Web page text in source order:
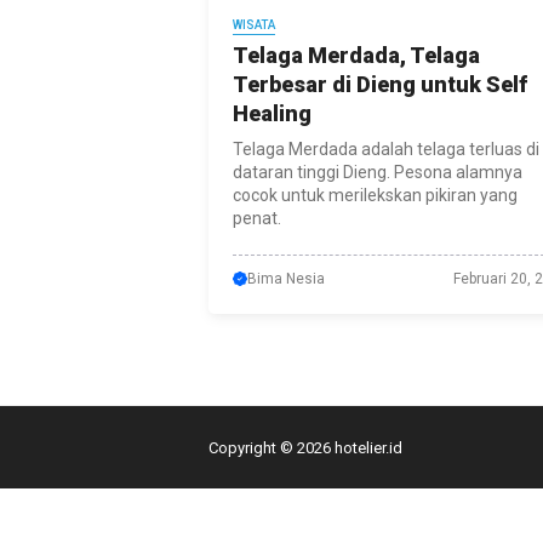
WISATA
Telaga Merdada, Telaga
Terbesar di Dieng untuk Self
Healing
Telaga Merdada adalah telaga terluas di
dataran tinggi Dieng. Pesona alamnya
cocok untuk merilekskan pikiran yang
penat.
Bima Nesia Februari 20,
Copyright © 2026 hotelier.id